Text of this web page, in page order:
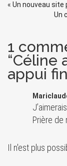
« Un nouveau site
Un
1
“Céline
appui
Prière de
Il n'est plus